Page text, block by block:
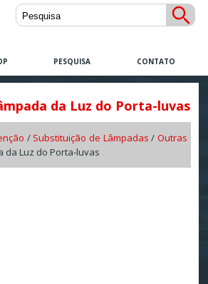
PESQUISA CONTATO
da Luz do Porta-luvas
/ Substituição de Lâmpadas /Outras
da Luz do Porta-luvas